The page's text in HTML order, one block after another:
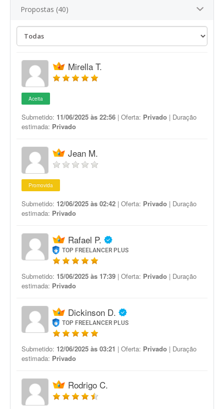
Propostas (40)
Mirella T.
Aceita
Submetido: 11/06/2025 às 22:56 | Oferta: Privado | Duração
estimada: Privado
Jean M.
Promovida
Submetido: 12/06/2025 às 02:42 | Oferta: Privado | Duração
estimada: Privado
Rafael P.
TOP FREELANCER PLUS
Submetido: 15/06/2025 às 17:39 | Oferta: Privado | Duração
estimada: Privado
Dickinson D.
TOP FREELANCER PLUS
Submetido: 12/06/2025 às 03:21 | Oferta: Privado | Duração
estimada: Privado
Rodrigo C.